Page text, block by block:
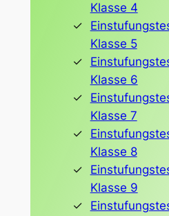
Klasse 4
Klasse 5
Klasse 6
Klasse 7
Klasse 8
Klasse 9